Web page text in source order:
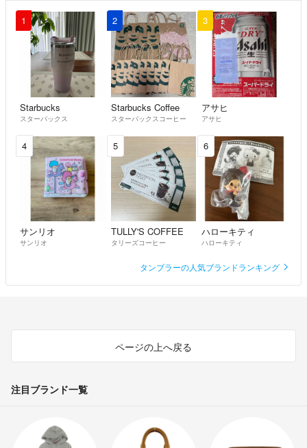
ない場合など、場合に寄ってはコメント削除、プロフィールをお読み頂
いてないと言う事でブロック致します。
最近、買う気もないのに、遊び半分で、購入申請される方が非常に多い
ですので、こちらは如何なる場合でも評価までさせて頂きます。
ご理解頂けますと幸いです。
●相場にて金額が値上がりする場合がございます。
いかなる場合でも購入後のキャンセル、返金は致しません
1
Starbucks
スターバックス
2
Starbucks Coffee
スターバックスコーヒー
3
アサヒ
アサヒ
4
サンリオ
サンリオ
5
TULLY'S COFFEE
タリーズコーヒー
6
ハローキティ
ハローキティ
タンブラーの人気ブランドランキング
ページの上へ戻る
注目ブランド一覧